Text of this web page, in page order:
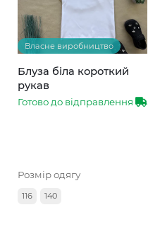
Власне виробництво
Блуза біла короткий
рукав
Готово до відправлення
Розмір одягу
116 140